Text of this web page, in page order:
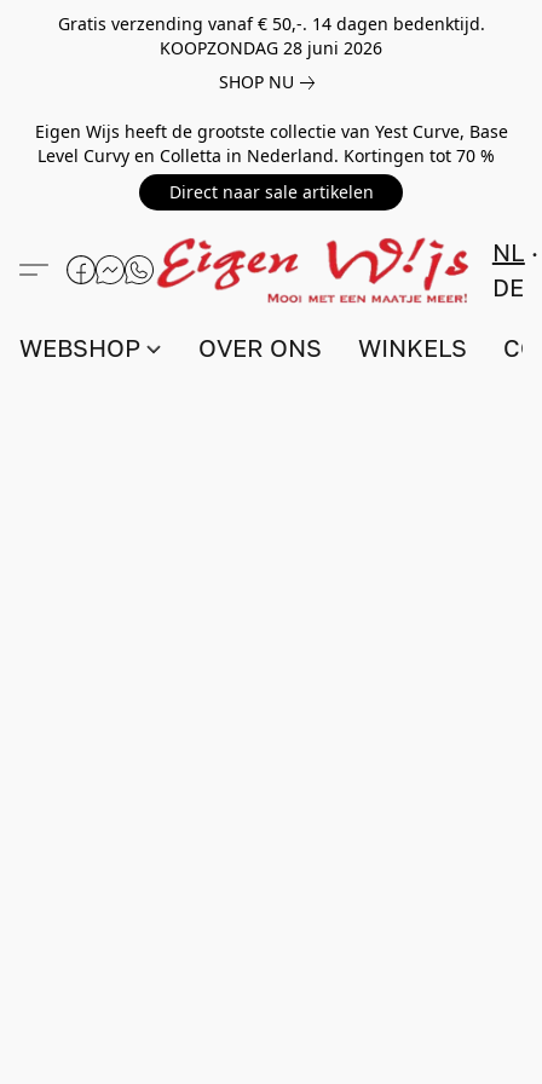
Gratis verzending vanaf € 50,-. 14 dagen bedenktijd.
KOOPZONDAG 28 juni 2026
SHOP NU
Eigen Wijs heeft de grootste collectie van Yest Curve, Base
Level Curvy en Colletta in Nederland. Kortingen tot 70 %
Direct naar sale artikelen
NL
DE
WEBSHOP OVER ONS WINKELS